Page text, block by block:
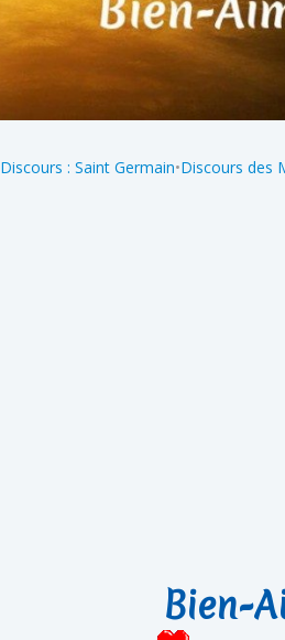
Discours : Saint Germain•Discours des
Bien-